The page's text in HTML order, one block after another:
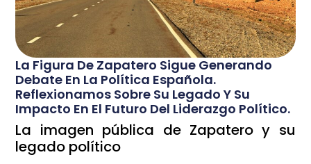
La Figura De Zapatero Sigue Generando
Debate En La Política Española.
Reflexionamos Sobre Su Legado Y Su
Impacto En El Futuro Del Liderazgo Político.
La imagen pública de Zapatero y su
legado político